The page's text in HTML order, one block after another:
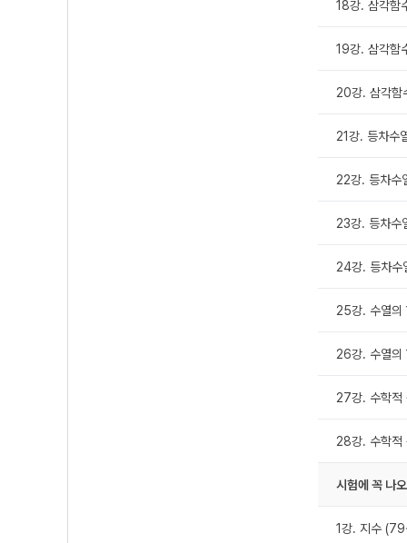
18강. 삼각
19강. 삼각
20강. 삼각
21강. 등차
22강. 등차
23강. 등차
24강. 등차
25강. 수열
26강. 수열
27강. 수학
28강. 수학
시험에 꼭 나
1강. 지수